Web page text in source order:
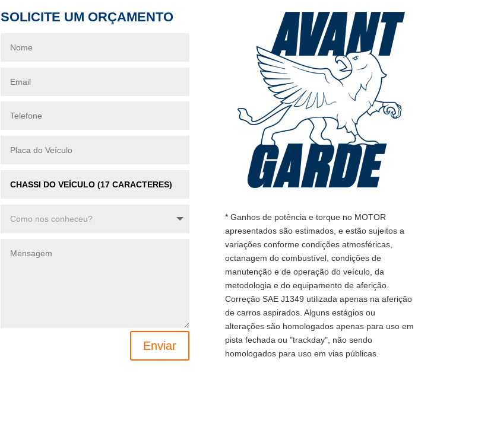
SOLICITE UM ORÇAMENTO
Enviar
* Ganhos de potência e torque no MOTOR
apresentados são estimados, e estão sujeitos a
variações conforme condições atmosféricas,
octanagem do combustível, condições de
manutenção e de operação do veículo, da
metodologia e do equipamento de aferição.
Correção SAE J1349 utilizada apenas na aferição
de carros aspirados. Alguns estágios ou
alterações são homologados apenas para uso em
pista fechada ou "trackday", não sendo
homologados para uso em vias públicas.